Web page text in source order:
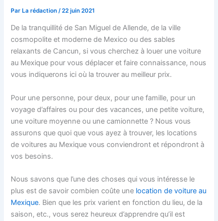
ParLa rédaction /22 juin 2021
De la tranquillité de San Miguel de Allende, de la ville
cosmopolite et moderne de Mexico ou des sables
relaxants de Cancun, si vous cherchez à louer une voiture
au Mexique pour vous déplacer et faire connaissance, nous
vous indiquerons ici où la trouver au meilleur prix.
Pour une personne, pour deux, pour une famille, pour un
voyage d’affaires ou pour des vacances, une petite voiture,
une voiture moyenne ou une camionnette ? Nous vous
assurons que quoi que vous ayez à trouver, les locations
de voitures au Mexique vous conviendront et répondront à
vos besoins.
Nous savons que l’une des choses qui vous intéresse le
plus est de savoir combien coûte une location de voiture au
Mexique. Bien que les prix varient en fonction du lieu, de la
saison, etc., vous serez heureux d’apprendre qu’il est